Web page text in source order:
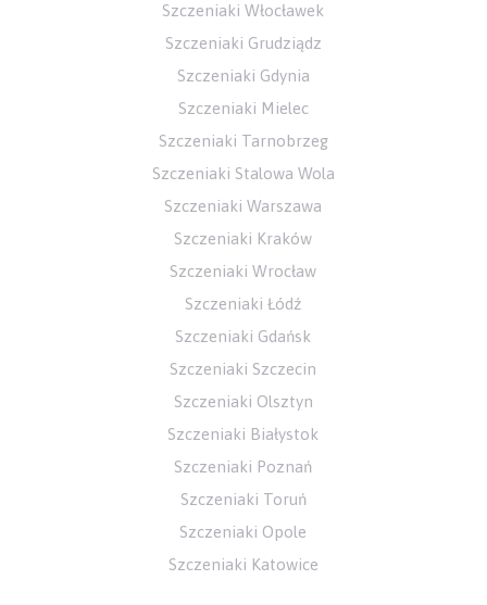
Szczeniaki Włocławek
Szczeniaki Grudziądz
Szczeniaki Gdynia
Szczeniaki Mielec
Szczeniaki Tarnobrzeg
Szczeniaki Stalowa Wola
Szczeniaki Warszawa
Szczeniaki Kraków
Szczeniaki Wrocław
Szczeniaki Łódź
Szczeniaki Gdańsk
Szczeniaki Szczecin
Szczeniaki Olsztyn
Szczeniaki Białystok
Szczeniaki Poznań
Szczeniaki Toruń
Szczeniaki Opole
Szczeniaki Katowice